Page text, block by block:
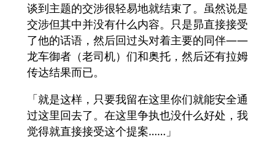
谈到主题的交涉很轻易地就结束了。虽然说是
交涉但其中并没有什么内容。只是昴直接接受
了他的话语，然后回过头对着主要的同伴——
龙车御者（老司机）们和奥托，然后还有拉姆
传达结果而已。
「就是这样，只要我留在这里你们就能安全通
过这里回去了。在这里争执也没什么好处，我
觉得就直接接受这个提案……」